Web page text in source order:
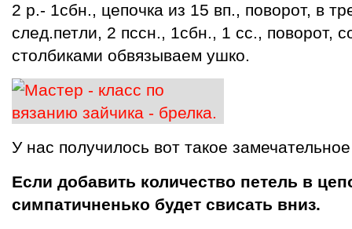
2 р.- 1сбн., цепочка из 15 вп., поворот, в
след.петли, 2 пссн., 1сбн., 1 сс., поворот,
столбиками обвязываем ушко.
У нас получилось вот такое
Если добавить количество петель в
симпатичненько будет свисать вниз.